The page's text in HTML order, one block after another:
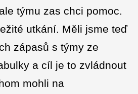
týmu zas chci pomoc.
utkání. Měli jsme teď
zápasů s týmy ze
a cíl je to zvládnout
mohli na